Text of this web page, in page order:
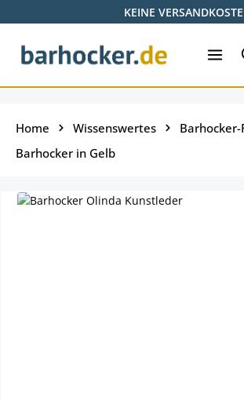
Zum Hauptinhalt springen
KEINE
Home Wissenswertes
Barhocker in Gelb